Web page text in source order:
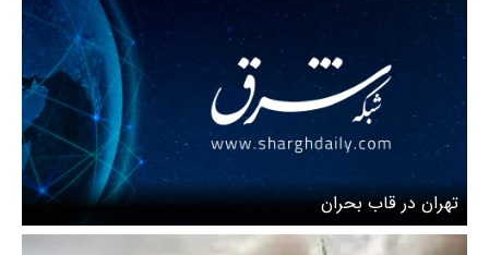
تهران در قاب بحران